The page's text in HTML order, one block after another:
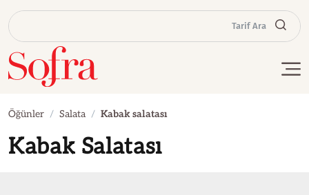
Tarif Ara
Öğünler Salata Kabak salatası
Kabak Salatası